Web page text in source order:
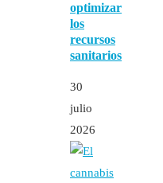
optimizar
los
recursos
sanitarios
30
julio
2026